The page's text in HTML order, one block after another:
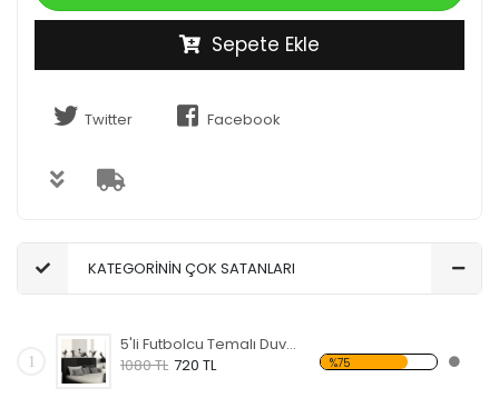
Sepete Ekle
Twitter Facebook
KATEGORİNİN ÇOK SATANLARI
1
5'li Futbolcu Temalı Duvar Sticker
1080 TL 720 TL %75